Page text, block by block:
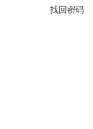
找回密码